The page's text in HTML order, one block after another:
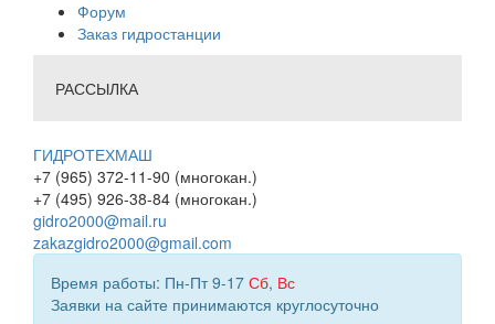
Форум
Заказ гидростанции
РАССЫЛКА
ГИДРОТЕХМАШ
+7 (965) 372-11-90 (многокан.)
+7 (495) 926-38-84 (многокан.)
gidro2000@mail.ru
zakazgidro2000@gmail.com
Время работы: Пн-Пт 9-17 Сб, Вс
Заявки на сайте принимаются круглосуточно